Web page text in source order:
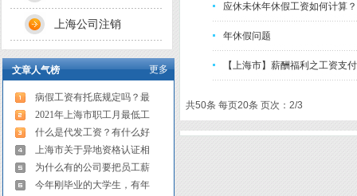
应休未休年休假工资如何计算？
年休假问题
【上海市】薪酬福利之工资支
共50条 每页20条 页次：2/3
上海公司注销
文章人气榜 更多
病假工资有托底规定吗？最
2021年上海市职工月最低工
什么是代发工资？有什么好
上海市关于异地资格认证相
为什么有的公司要把员工薪
今年刚毕业的大学生，有年